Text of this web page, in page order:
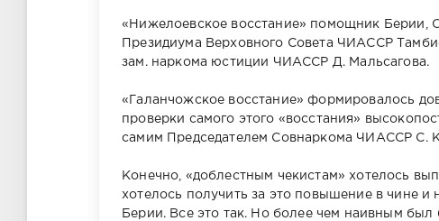
«Нижелоевское восстание» помощник Берии,
Президиума Верховного Совета ЧИАССР
зам. наркома юстиции ЧИАССР Д. Мальсагова.
«Галанчожское восстание» формировалось
проверки самого этого «восстания»
самим Председателем Совнаркома ЧИАССР С.
Конечно, «доблестным чекистам» хотелось
хотелось получить за это повышение в чине
Берии. Все это так. Но более чем наивным
эвлан
а,